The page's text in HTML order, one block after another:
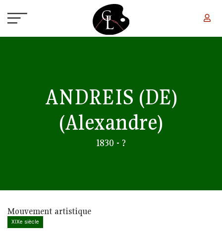
ANDREIS (DE)
(Alexandre)
1830 - ?
Mouvement artistique
XIXe siècle